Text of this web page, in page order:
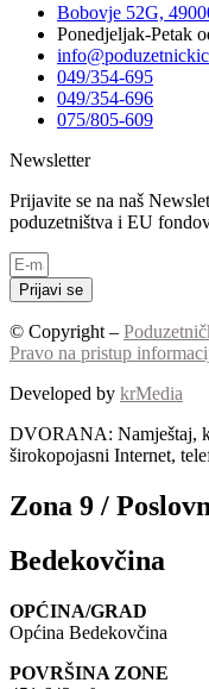
Bobovje 52G,
Ponedjeljak-Petak
049/354-695
049/354-696
075/805-609
Newsletter
Prijavite se na naš
poduzetništva i EU
Prijavi se
© Copyright –
Pravo na pristup
Developed by krMedia
DVORANA: Namještaj,
širokopojasni Internet,
Zona 9 /
Bedekovčina
OPĆINA/GRAD
Općina Bedekovčina
POVRŠINA ZONE